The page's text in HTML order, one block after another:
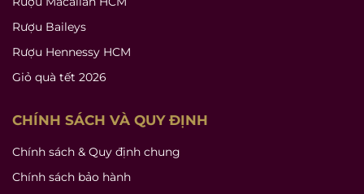
Rượu Baileys
Rượu Hennessy HCM
Giỏ quà tết 2026
CHÍNH SÁCH VÀ QUY ĐỊNH
Chính sách & Quy định chung
Chính sách bảo hành